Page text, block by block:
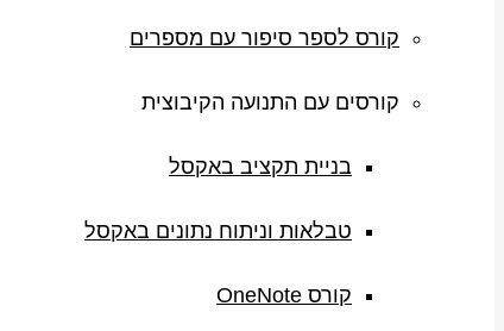
קורס לספר סיפור עם מספרים
קורסים עם התנועה הקיבוצית
בניית תקציב באקסל
טבלאות וניתוח נתונים באקסל
קורס OneNote